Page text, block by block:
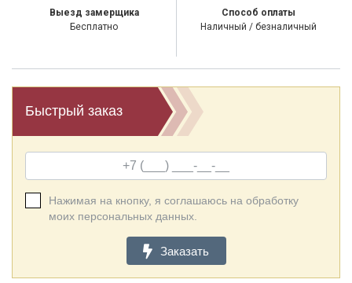
Выезд замерщика
Бесплатно
Способ оплаты
Наличный / безналичный
Быстрый заказ
Нажимая на кнопку, я соглашаюсь на обработку
моих персональных данных.
Заказать